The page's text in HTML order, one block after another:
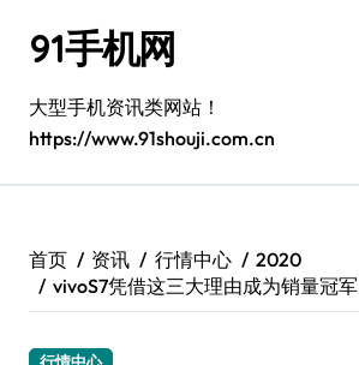
91手机网
大型手机资讯类网站！
https://www.91shouji.com.cn
首页 资讯 行情中心
2020
vivoS7凭借这三大理由成为销量冠军